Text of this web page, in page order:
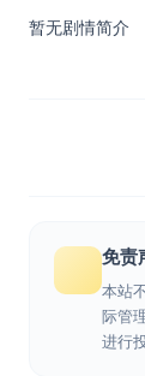
暂无剧情简介
免责
本站
际管
进行